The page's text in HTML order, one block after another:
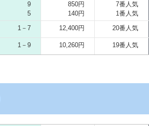
9
5
850円
140円
7番人気
1番人気
1－7 12,400円 20番人気
1－9 10,260円 19番人気